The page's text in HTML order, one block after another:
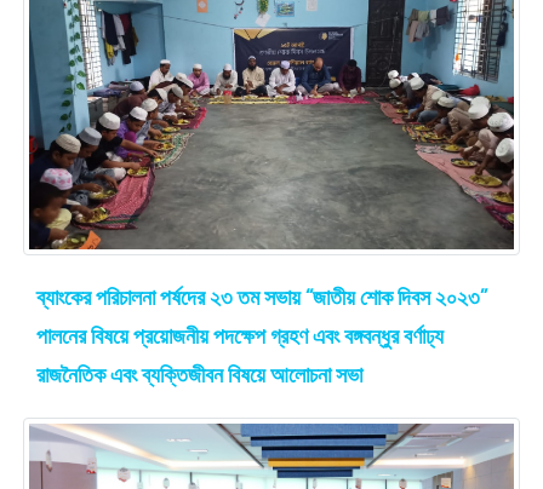
ব্যাংকের পরিচালনা পর্ষদের ২৩ তম সভায় “জাতীয় শোক দিবস ২০২৩”
পালনের বিষয়ে প্রয়োজনীয় পদক্ষেপ গ্রহণ এবং বঙ্গবন্ধুর বর্ণাঢ্য
রাজনৈতিক এবং ব্যক্তিজীবন বিষয়ে আলোচনা সভা